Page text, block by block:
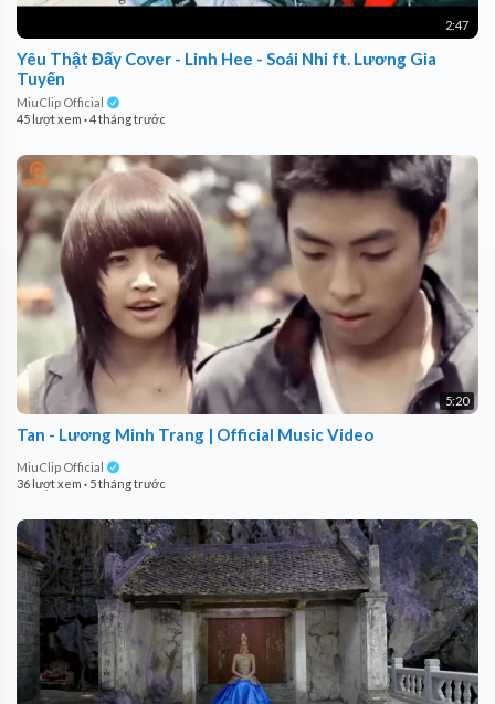
2:47
Yêu Thật Đấy Cover - Linh Hee - Soái Nhi ft. Lương Gia
Tuyến
MiuClip Official
45 lượt xem ·4 tháng trước
5:20
Tan - Lương Minh Trang | Official Music Video
MiuClip Official
36 lượt xem · 5 tháng trước